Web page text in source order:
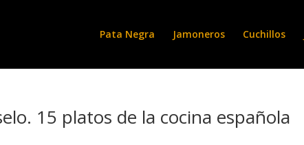
Pata Negra Jamoneros Cuchillos
15 platos de la cocina española